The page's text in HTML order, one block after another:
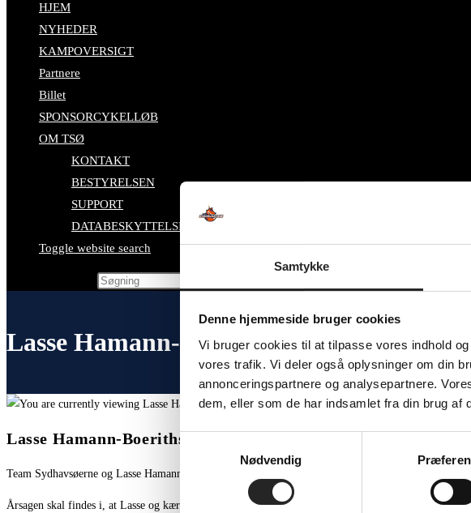
Samtykke
Denne hjemmeside bruger cookies
Vi bruger cookies til at tilpasse vores indhold
vores trafik. Vi deler også oplysninger om din
annonceringspartnere og analysepartnere.
dem, eller som de har indsamlet fra din brug af
Samtykkevalg
Nødvendig
HJEM
NYHEDER
KAMPOVERSIGT
Partnere
Billet
SPONSORCYKELLØB
OM TSØ
KONTAKT
BESTYRELSEN
SUPPORT
DATABESKYTTELSESPOLITIK
Toggle website search
Lasse Hamann-Boeriths stopper i TSØ
Lasse Hamann-Boeriths stopper i TSØ før tid
Team Sydhavsøerne og Lasse Hamann-Boeriths har på Lasses opfordring opsagt spillerkontrakten
Årsagen skal findes i, at Lasse og kæresten efter familieforøgelsen har brug for at komme tættere